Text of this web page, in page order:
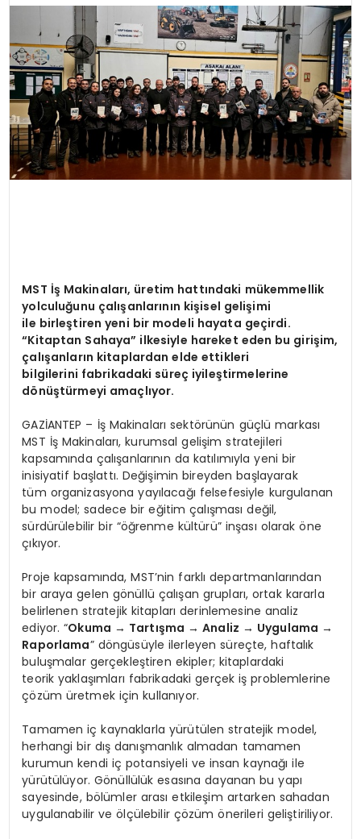
MST İş Makinaları, üretim hattındaki mükemmellik
yolculuğunu çalışanlarının kişisel gelişimi
ile birleştiren yeni bir modeli hayata geçirdi.
“Kitaptan Sahaya” ilkesiyle hareket eden bu girişim,
çalışanların kitaplardan elde ettikleri
bilgilerini fabrikadaki süreç iyileştirmelerine
dönüştürmeyi amaçlıyor.
GAZİANTEP – İş Makinaları sektörünün güçlü markası
MST İş Makinaları, kurumsal gelişim stratejileri
kapsamında çalışanlarının da katılımıyla yeni bir
inisiyatif başlattı. Değişimin bireyden başlayarak
tüm organizasyona yayılacağı felsefesiyle kurgulanan
bu model; sadece bir eğitim çalışması değil,
sürdürülebilir bir “öğrenme kültürü” inşası olarak öne
çıkıyor.
Proje kapsamında, MST’nin farklı departmanlarından
bir araya gelen gönüllü çalışan grupları, ortak kararla
belirlenen stratejik kitapları derinlemesine analiz
ediyor. “Okuma → Tartışma → Analiz → Uygulama →
Raporlama” döngüsüyle ilerleyen süreçte, haftalık
buluşmalar gerçekleştiren ekipler; kitaplardaki
teorik yaklaşımları fabrikadaki gerçek iş problemlerine
çözüm üretmek için kullanıyor.
Tamamen iç kaynaklarla yürütülen stratejik model,
herhangi bir dış danışmanlık almadan tamamen
kurumun kendi iç potansiyeli ve insan kaynağı ile
yürütülüyor. Gönüllülük esasına dayanan bu yapı
sayesinde, bölümler arası etkileşim artarken sahadan
uygulanabilir ve ölçülebilir çözüm önerileri geliştiriliyor.